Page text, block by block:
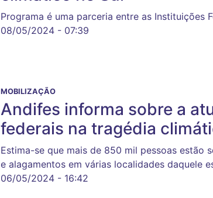
Programa é uma parceria entre as Instituições
08/05/2024 - 07:39
MOBILIZAÇÃO
Andifes informa sobre a
federais na tragédia
Estima-se que mais de 850 mil pessoas estão
e alagamentos em várias localidades daquele
06/05/2024 - 16:42